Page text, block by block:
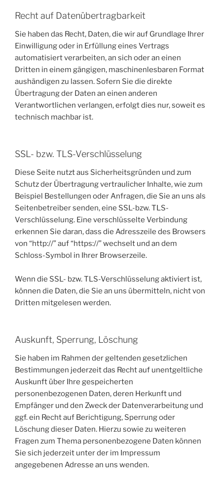
Recht auf Datenübertragbarkeit
Sie haben das Recht, Daten, die wir auf Grundlage Ihrer
Einwilligung oder in Erfüllung eines Vertrags
automatisiert verarbeiten, an sich oder an einen
Dritten in einem gängigen, maschinenlesbaren Format
aushändigen zu lassen. Sofern Sie die direkte
Übertragung der Daten an einen anderen
Verantwortlichen verlangen, erfolgt dies nur, soweit es
technisch machbar ist.
SSL- bzw. TLS-Verschlüsselung
Diese Seite nutzt aus Sicherheitsgründen und zum
Schutz der Übertragung vertraulicher Inhalte, wie zum
Beispiel Bestellungen oder Anfragen, die Sie an uns als
Seitenbetreiber senden, eine SSL-bzw. TLS-
Verschlüsselung. Eine verschlüsselte Verbindung
erkennen Sie daran, dass die Adresszeile des Browsers
von “http://” auf “https://” wechselt und an dem
Schloss-Symbol in Ihrer Browserzeile.
Wenn die SSL- bzw. TLS-Verschlüsselung aktiviert ist,
können die Daten, die Sie an uns übermitteln, nicht von
Dritten mitgelesen werden.
Auskunft, Sperrung, Löschung
Sie haben im Rahmen der geltenden gesetzlichen
Bestimmungen jederzeit das Recht auf unentgeltliche
Auskunft über Ihre gespeicherten
personenbezogenen Daten, deren Herkunft und
Empfänger und den Zweck der Datenverarbeitung und
ggf. ein Recht auf Berichtigung, Sperrung oder
Löschung dieser Daten. Hierzu sowie zu weiteren
Fragen zum Thema personenbezogene Daten können
Sie sich jederzeit unter der im Impressum
angegebenen Adresse an uns wenden.